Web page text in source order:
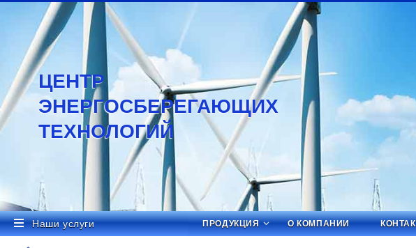
ЦЕНТР
ЭНЕРГОСБЕРЕГАЮЩИХ
ТЕХНОЛОГИЙ
Наши услуги ПРОДУКЦИЯ О КОМПАНИИ